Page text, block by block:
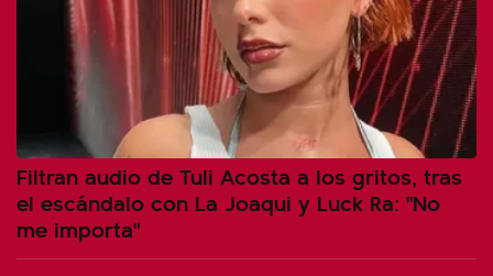
Filtran audio de Tuli Acosta a los gritos, tras
el escándalo con La Joaqui y Luck Ra: "No
me importa"